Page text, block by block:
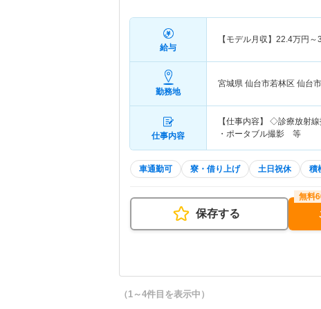
給与
【モデル月収】 22.4万円～
勤務地
宮城県 仙台市若林区 仙台
仕事内容
【仕事内容】 ◇診療放射
・ポータブル撮影 等
車通勤可 寮・借り上げ 土日祝休 積
保存する
（1～4件目を表示中）